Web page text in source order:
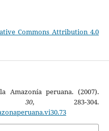
Commons Attribution 4.0
Amazonía peruana. (2007).
30, 283-304.